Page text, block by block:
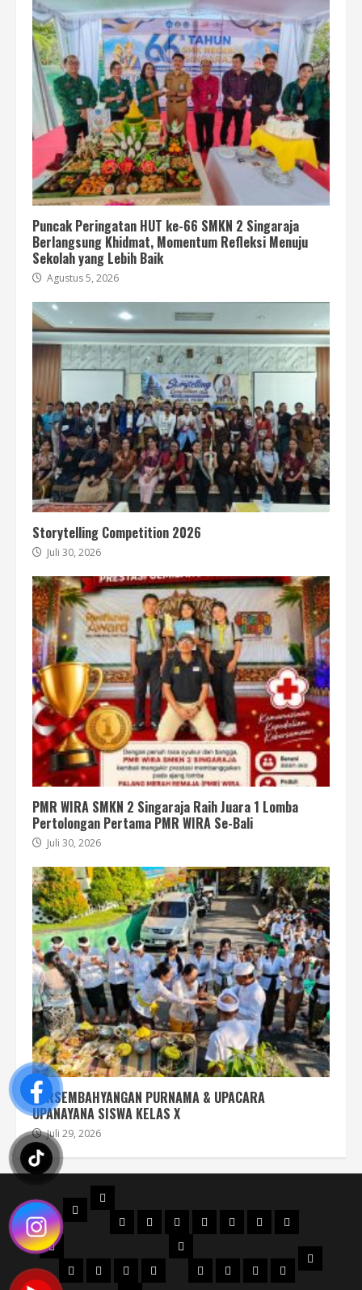
Puncak Peringatan HUT ke-66 SMKN 2 Singaraja
Berlangsung Khidmat, Momentum Refleksi Menuju
Sekolah yang Lebih Baik
Agustus 5, 2026
Storytelling Competition 2026
Juli 30, 2026
PMR WIRA SMKN 2 Singaraja Raih Juara 1 Lomba
Pertolongan Pertama PMR WIRA Se-Bali
Juli 30, 2026
PERSEMBAHYANGAN PURNAMA & UPACARA
UPANAYANA SISWA KELAS X
Juli 29, 2026
BERANDA
PROFIL
STRUKTUR
ORGANISASI
DENAHMAPSSEJARAH
AKREDITASI
SERTIFIKAT
FILOSOFI
LOGO
JURUSAN
Perhotelan
KulinerKECANTIKAN
Tata
WKS
WKSWKSWKSWKS
VISI